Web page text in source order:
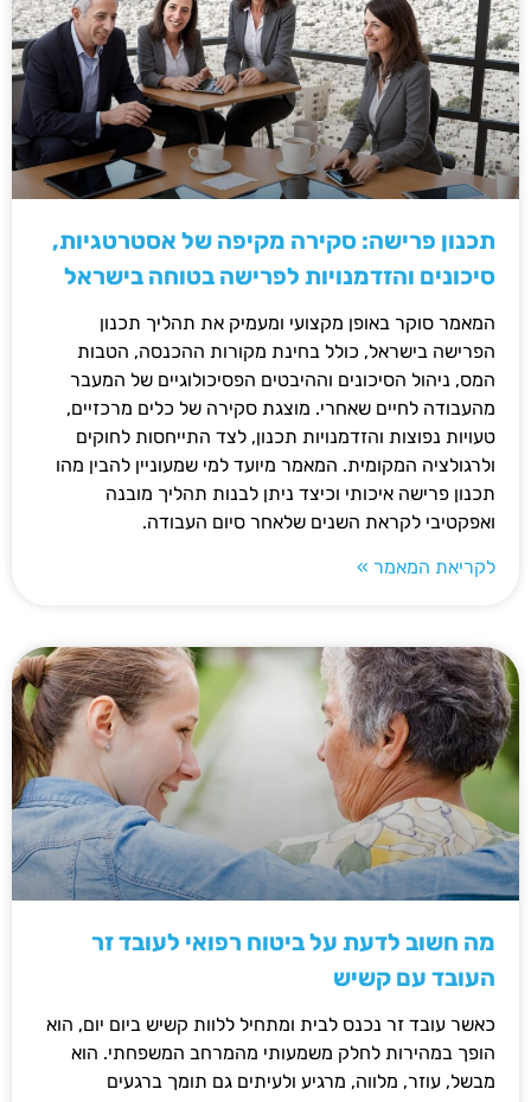
תכנון פרישה: סקירה מקיפה של אסטרטגיות,
סיכונים והזדמנויות לפרישה בטוחה בישראל
המאמר סוקר באופן מקצועי ומעמיק את תהליך תכנון
הפרישה בישראל, כולל בחינת מקורות ההכנסה, הטבות
המס, ניהול הסיכונים וההיבטים הפסיכולוגיים של המעבר
מהעבודה לחיים שאחרי. מוצגת סקירה של כלים מרכזיים,
טעויות נפוצות והזדמנויות תכנון, לצד התייחסות לחוקים
ולרגולציה המקומית. המאמר מיועד למי שמעוניין להבין מהו
תכנון פרישה איכותי וכיצד ניתן לבנות תהליך מובנה
ואפקטיבי לקראת השנים שלאחר סיום העבודה.
לקריאת המאמר »
מה חשוב לדעת על ביטוח רפואי לעובד זר
העובד עם קשיש
כאשר עובד זר נכנס לבית ומתחיל ללוות קשיש ביום יום, הוא
הופך במהירות לחלק משמעותי מהמרחב המשפחתי. הוא
מבשל, עוזר, מלווה, מרגיע ולעיתים גם תומך ברגעים